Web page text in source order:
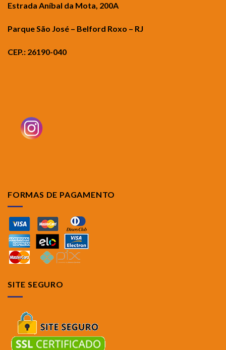
Estrada Aníbal da Mota, 200A
Parque São José – Belford Roxo – RJ
CEP.: 26190-040
FORMAS DE PAGAMENTO
SITE SEGURO